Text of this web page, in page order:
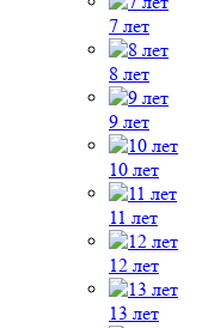
7 лет
8 лет
9 лет
10 лет
11 лет
12 лет
13 лет